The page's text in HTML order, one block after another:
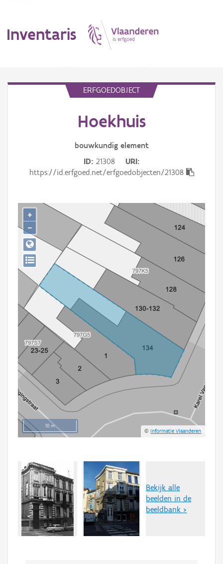
Inventaris
Gebeurtenis
Persoon of collectief
Downloads
Hergebruik
Aanmelden
ERFGOEDOBJECT
Hoekhuis
bouwkundig element
ID 21308
URI
https://id.erfgoed.net/erfgoedobjecten/21308
10 m
©Informatie Vlaanderen
+
−
Bekijk alle
beelden in de
beeldbank >